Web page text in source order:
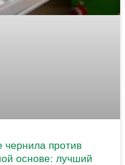
чернила против
основе: лучший